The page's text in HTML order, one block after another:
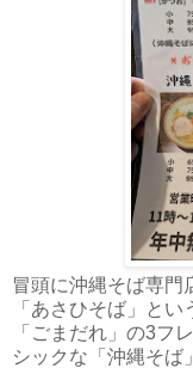
冒頭に沖縄そば専門
「あさひそば」と
「ごまだれ」の3フ
シックな「沖縄そば